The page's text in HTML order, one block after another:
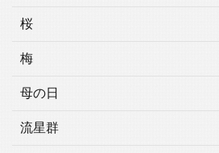
桜
梅
母の日
流星群